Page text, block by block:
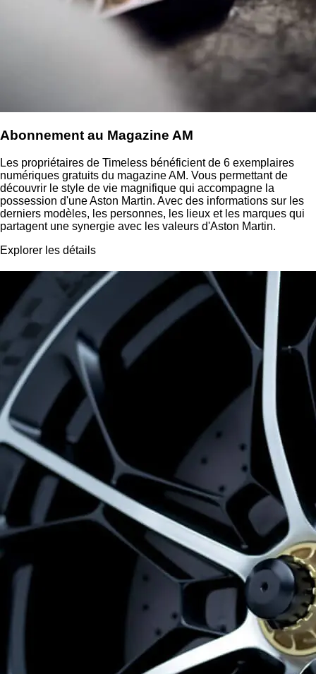
Abonnement au Magazine AM
Les propriétaires de Timeless bénéficient de 6 exemplaires
numériques gratuits du magazine AM. Vous permettant de
découvrir le style de vie magnifique qui accompagne la
possession d'une Aston Martin. Avec des informations sur les
derniers modèles, les personnes, les lieux et les marques qui
partagent une synergie avec les valeurs d'Aston Martin.
Explorer les détails